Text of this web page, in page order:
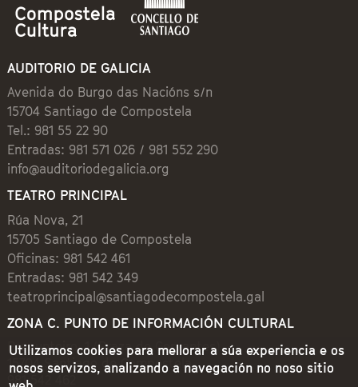
AUDITORIO DE GALICIA
Avenida do Burgo das Nacións s/n
15704 Santiago de Compostela
Tel.: 981 55 22 90
Entradas: 981 571 026 / 981 552 290
info@auditoriodegalicia.org
TEATRO PRINCIPAL
Rúa Nova, 21
15705 Santiago de Compostela
Oficinas: 981 542 461
Entradas: 981 542 349
teatroprincipal@santiagodecompostela.gal
ZONA C. PUNTO DE INFORMACIÓN CULTURAL
Preguntoiro, 1 (Praza de Cervantes)
15704 Santiago de Compostela
981 542 462
Utilizamos cookies para mellorar a súa experiencia e os
nosos servizos, analizando a navegación no noso sitio